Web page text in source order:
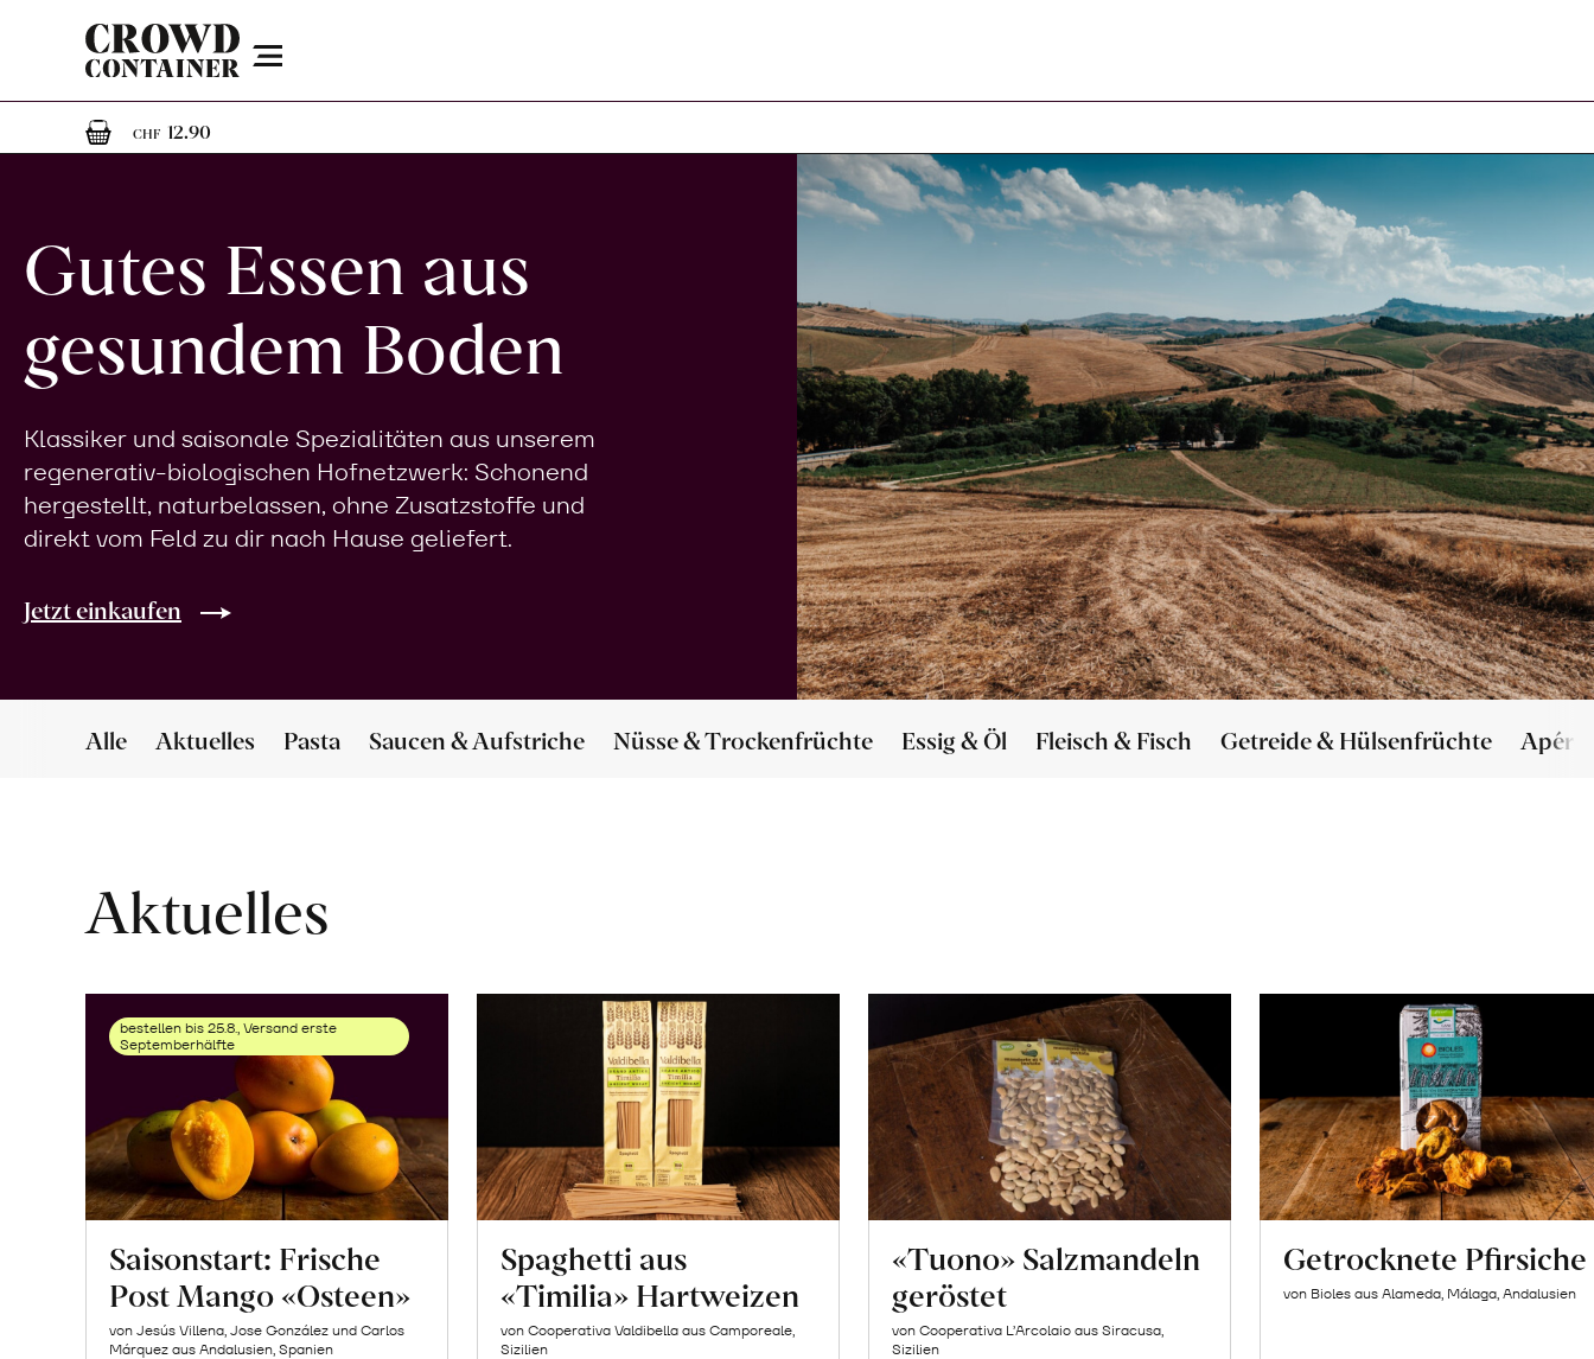
Menu
CHF 12.901 Artikel im Warenkorb
Gutes Essen aus
gesundem Boden
Klassiker und saisonale Spezialitäten aus unserem
regenerativ-biologischen Hofnetzwerk: Schonend
hergestellt, naturbelassen, ohne Zusatzstoffe und
direkt vom Feld zu dir nach Hause geliefert.
Jetzt einkaufen
Alle Aktuelles Pasta Saucen & Aufstriche Nüsse & Trockenfrüchte Essig & Öl Fleisch & Fisch Getreide & Hülsenfrüchte Apéro
Aktuelles
bestellen bis 25.8., Versand erste
Septemberhälfte
Saisonstart: Frische
Post Mango «Osteen»
von Jesús Villena, Jose González und Carlos
Márquez aus Andalusien, Spanien
Spaghetti aus
«Timilia» Hartweizen
von Cooperativa Valdibella aus Camporeale,
Sizilien
«Tuono» Salzmandeln
geröstet
von Cooperativa L’Arcolaio aus Siracusa,
Sizilien
Getrocknete Pfirsiche
von Bioles aus Alameda, Málaga, Andalusien